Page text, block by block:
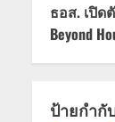
ธอส. เปิด
Beyond
ป้ายกำกั